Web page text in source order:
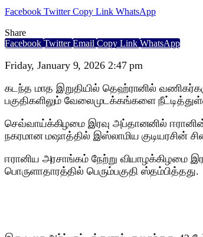
Facebook Twitter Copy Link WhatsApp
Share
Facebook Twitter Email Copy Link WhatsApp
Friday, January 9, 2026 2:47 pm
கடந்த மாத இறுதியில் தெஹ்ரானில்
பகுதிகளிலும் வேலைமுடக்கங்களை
செவ்வாய்க்கிழமை இரவு அப்தானனில்
நகரமான மஷாத்தில் இஸ்லாமிய குடியரசின்
ஈரானிய அரசாங்கம் நேற்று
பொருளாதாரத்தில் பெரும்பகுதி ஸ்தம்பித்தது.